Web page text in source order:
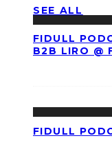
SEE ALL
FIDULL
B2B LIRO @
FIDULL